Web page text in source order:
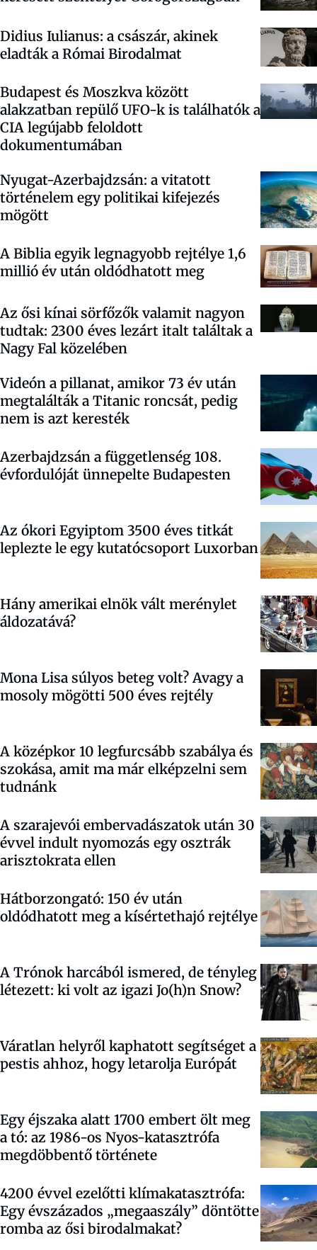
Didius Iulianus: a császár, akinek
eladták a Római Birodalmat
Budapest és Moszkva között
alakzatban repülő UFO-k is találhatók a
CIA legújabb feloldott
dokumentumában
Nyugat-Azerbajdzsán: a vitatott
történelem egy politikai kifejezés
mögött
A Biblia egyik legnagyobb rejtélye 1,6
millió év után oldódhatott meg
Az ősi kínai sörfőzők valamit nagyon
tudtak: 2300 éves lezárt italt találtak a
Nagy Fal közelében
Videón a pillanat, amikor 73 év után
megtalálták a Titanic roncsát, pedig
nem is azt keresték
Azerbajdzsán a függetlenség 108.
évfordulóját ünnepelte Budapesten
Az ókori Egyiptom 3500 éves titkát
leplezte le egy kutatócsoport Luxorban
Hány amerikai elnök vált merénylet
áldozatává?
Mona Lisa súlyos beteg volt? Avagy a
mosoly mögötti 500 éves rejtély
A középkor 10 legfurcsább szabálya és
szokása, amit ma már elképzelni sem
tudnánk
A szarajevói embervadászatok után 30
évvel indult nyomozás egy osztrák
arisztokrata ellen
Hátborzongató: 150 év után
oldódhatott meg a kísértethajó rejtélye
A Trónok harcából ismered, de tényleg
létezett: ki volt az igazi Jo(h)n Snow?
Váratlan helyről kaphatott segítséget a
pestis ahhoz, hogy letarolja Európát
Egy éjszaka alatt 1700 embert ölt meg
a tó: az 1986-os Nyos-katasztrófa
megdöbbentő története
4200 évvel ezelőtti klímakatasztrófa:
Egy évszázados „megaaszály” döntötte
romba az ősi birodalmakat?